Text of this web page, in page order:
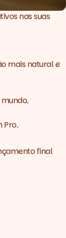
nas suas
mais natural e
Pro.
final